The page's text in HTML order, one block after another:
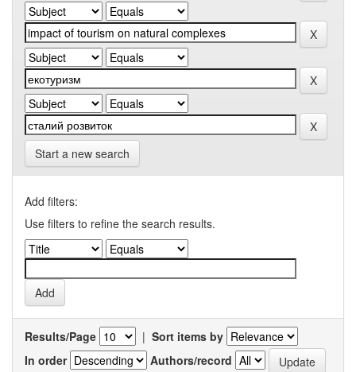
Start a new search
Add filters:
Use filters to refine the search results.
Results/Page | Sort items by
In order
Authors/record